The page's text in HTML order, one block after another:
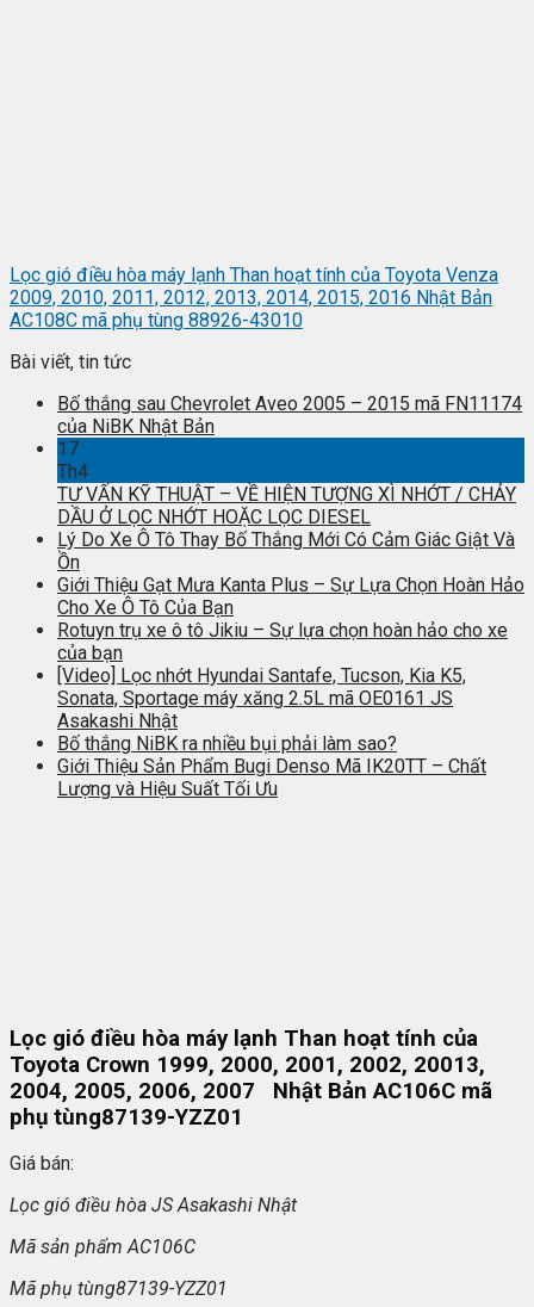
Lọc gió điều hòa máy lạnh Than hoạt tính của Toyota Venza
2009, 2010, 2011, 2012, 2013, 2014, 2015, 2016 Nhật Bản
AC108C mã phụ tùng 88926-43010
Bài viết, tin tức
Bố thắng sau Chevrolet Aveo 2005 – 2015 mã FN11174
của NiBK Nhật Bản
17
Th4
TƯ VẤN KỸ THUẬT – VỀ HIỆN TƯỢNG XÌ NHỚT / CHẢY
DẦU Ở LỌC NHỚT HOẶC LỌC DIESEL
Lý Do Xe Ô Tô Thay Bố Thắng Mới Có Cảm Giác Giật Và
Ồn
Giới Thiệu Gạt Mưa Kanta Plus – Sự Lựa Chọn Hoàn Hảo
Cho Xe Ô Tô Của Bạn
Rotuyn trụ xe ô tô Jikiu – Sự lựa chọn hoàn hảo cho xe
của bạn
[Video] Lọc nhớt Hyundai Santafe, Tucson, Kia K5,
Sonata, Sportage máy xăng 2.5L mã OE0161 JS
Asakashi Nhật
Bố thắng NiBK ra nhiều bụi phải làm sao?
Giới Thiệu Sản Phẩm Bugi Denso Mã IK20TT – Chất
Lượng và Hiệu Suất Tối Ưu
Lọc gió điều hòa máy lạnh Than hoạt tính của
Toyota Crown 1999, 2000, 2001, 2002, 20013,
2004, 2005, 2006, 2007 Nhật Bản AC106C mã
phụ tùng87139-YZZ01
Giá bán:
Lọc gió điều hòa JS Asakashi Nhật
Mã sản phẩm AC106C
Mã phụ tùng87139-YZZ01